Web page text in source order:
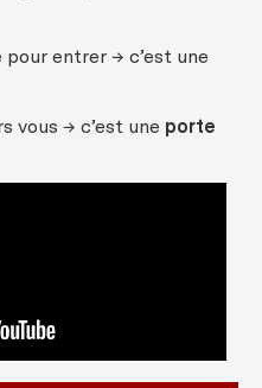
pour entrer → c’est une
vous → c’est une porte